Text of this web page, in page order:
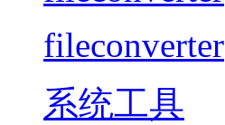
fileconverter
系统工具